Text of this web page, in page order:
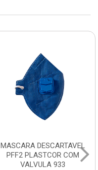
MASCARA DESCARTAVEL
PFF2 PLASTCOR COM
VALVULA 933